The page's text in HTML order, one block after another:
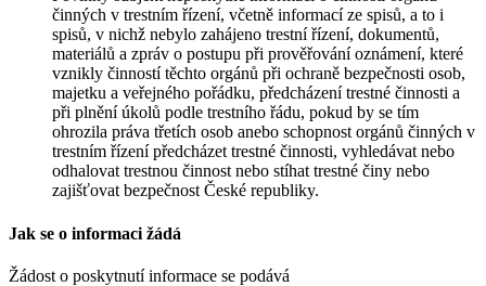
činných v trestním řízení, včetně informací ze spisů, a to i
spisů, v nichž nebylo zahájeno trestní řízení, dokumentů,
materiálů a zpráv o postupu při prověřování oznámení, které
vznikly činností těchto orgánů při ochraně bezpečnosti osob,
majetku a veřejného pořádku, předcházení trestné činnosti a
při plnění úkolů podle trestního řádu, pokud by se tím
ohrozila práva třetích osob anebo schopnost orgánů činných v
trestním řízení předcházet trestné činnosti, vyhledávat nebo
odhalovat trestnou činnost nebo stíhat trestné činy nebo
zajišťovat bezpečnost České republiky.
Jak se o informaci žádá
Žádost o poskytnutí informace se podává